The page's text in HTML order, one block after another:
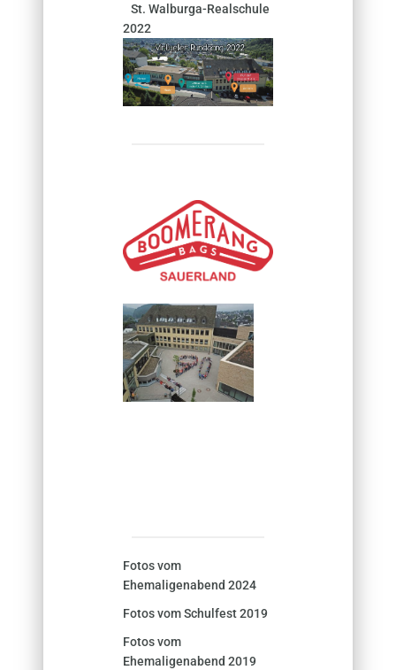
St. Walburga-Realschule
2022
Fotos vom
Ehemaligenabend 2024
Fotos vom Schulfest 2019
Fotos vom
Ehemaligenabend 2019